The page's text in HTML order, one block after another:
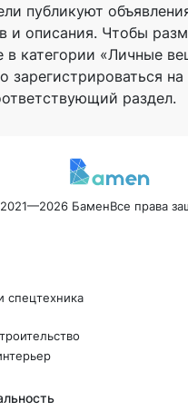
публикуют
и описания. Чтобы
в категории «Личные
зарегистрироваться на
раздел.
БаменВсе права
спецтехника